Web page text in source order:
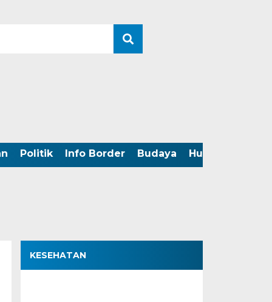
Politik Info Border Budaya Hukum
KESEHATAN